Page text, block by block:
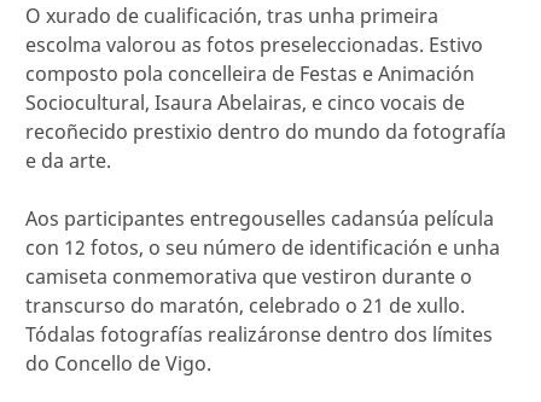
O xurado de cualificación, tras unha primeira
escolma valorou as fotos preseleccionadas. Estivo
composto pola concelleira de Festas e Animación
Sociocultural, Isaura Abelairas, e cinco vocais de
recoñecido prestixio dentro do mundo da fotografía
e da arte.
Aos participantes entregouselles cadansúa película
con 12 fotos, o seu número de identificación e unha
camiseta conmemorativa que vestiron durante o
transcurso do maratón, celebrado o 21 de xullo.
Tódalas fotografías realizáronse dentro dos límites
do Concello de Vigo.